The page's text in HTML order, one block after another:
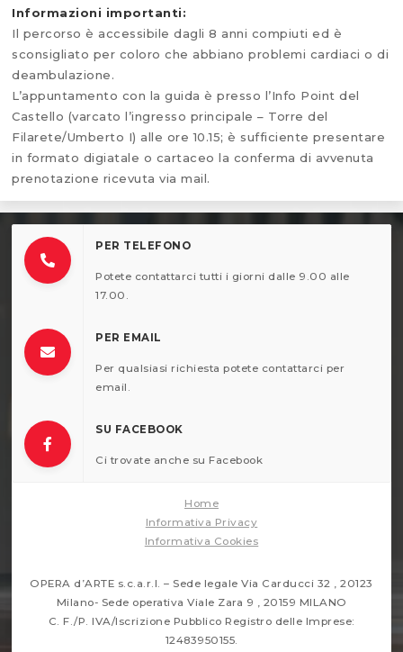
Informazioni importanti:
Il percorso è accessibile dagli 8 anni compiuti ed è
sconsigliato per coloro che abbiano problemi cardiaci o di
deambulazione.
L’appuntamento con la guida è presso l’Info Point del
Castello (varcato l’ingresso principale – Torre del
Filarete/Umberto I) alle ore 10.15; è sufficiente presentare
in formato digiatale o cartaceo la conferma di avvenuta
prenotazione ricevuta via mail.
PER TELEFONO
Potete contattarci tutti i giorni dalle 9.00 alle
17.00.
PER EMAIL
Per qualsiasi richiesta potete contattarci per
email.
SU FACEBOOK
Ci trovate anche su Facebook
Home
Informativa Privacy
Informativa Cookies
OPERA d’ARTE s.c.a.r.l. – Sede legale Via Carducci 32 , 20123
Milano- Sede operativa Viale Zara 9 , 20159 MILANO
C. F./P. IVA/Iscrizione Pubblico Registro delle Imprese:
12483950155.